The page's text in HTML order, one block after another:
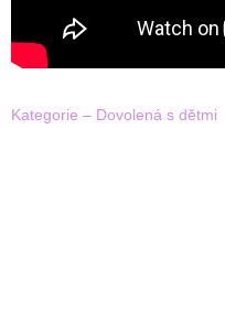
Kategorie – Dovolená s dětmi